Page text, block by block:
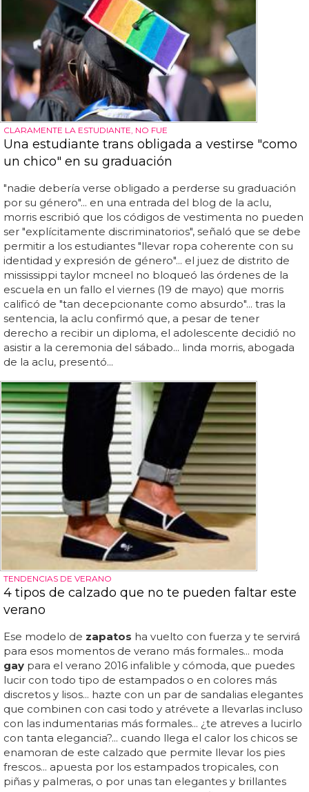
CLARAMENTE LA ESTUDIANTE, NO FUE
Una estudiante trans obligada a vestirse "como
un chico" en su graduación
"nadie debería verse obligado a perderse su graduación
por su género"... en una entrada del blog de la aclu,
morris escribió que los códigos de vestimenta no pueden
ser "explícitamente discriminatorios", señaló que se debe
permitir a los estudiantes "llevar ropa coherente con su
identidad y expresión de género"... el juez de distrito de
mississippi taylor mcneel no bloqueó las órdenes de la
escuela en un fallo el viernes (19 de mayo) que morris
calificó de "tan decepcionante como absurdo"... tras la
sentencia, la aclu confirmó que, a pesar de tener
derecho a recibir un diploma, el adolescente decidió no
asistir a la ceremonia del sábado... linda morris, abogada
de la aclu, presentó...
TENDENCIAS DE VERANO
4 tipos de calzado que no te pueden faltar este
verano
Ese modelo de zapatos ha vuelto con fuerza y te servirá
para esos momentos de verano más formales... moda
gay para el verano 2016 infalible y cómoda, que puedes
lucir con todo tipo de estampados o en colores más
discretos y lisos... hazte con un par de sandalias elegantes
que combinen con casi todo y atrévete a llevarlas incluso
con las indumentarias más formales... ¿te atreves a lucirlo
con tanta elegancia?... cuando llega el calor los chicos se
enamoran de este calzado que permite llevar los pies
frescos... apuesta por los estampados tropicales, con
piñas y palmeras, o por unas tan elegantes y brillantes